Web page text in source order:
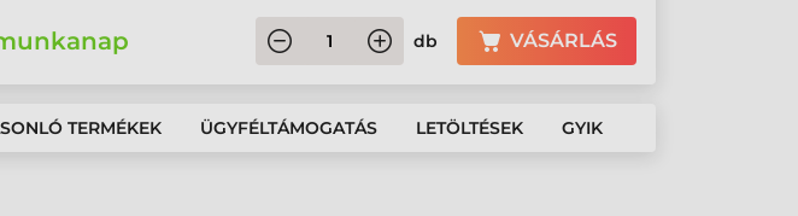
db VÁSÁRLÁS
TERMÉKEK ÜGYFÉLTÁMOGATÁS LETÖLTÉSEK GYIK